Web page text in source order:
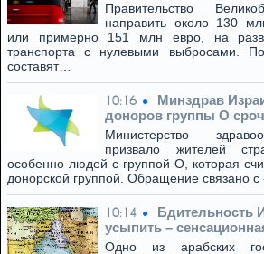
Правительство
направить около 130
или примерно 151 млн евро, на
транспорта с нулевыми выбросами.
составят…
10:16
Минздрав
доноров группы O
Министерство
призвало жителей
особенно людей с группой O, которая
донорской группой. Обращение связано с
10:14
Бдительность
усыпить –
Одно из арабских